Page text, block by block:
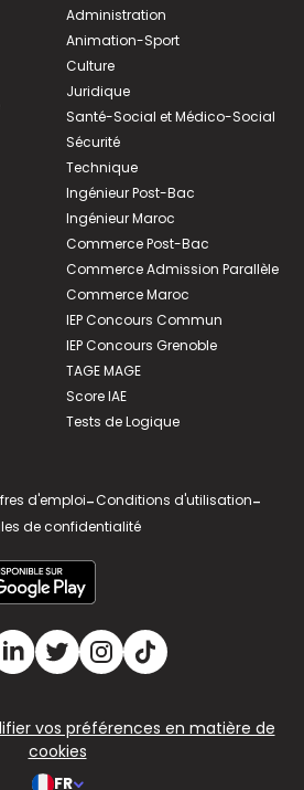
Administration
Animation-Sport
Culture
Juridique
Santé-Social et Médico-Social
Sécurité
Technique
Ingénieur Post-Bac
Ingénieur Maroc
Commerce Post-Bac
Commerce Admission Parallèle
Commerce Maroc
IEP Concours Commun
IEP Concours Grenoble
TAGE MAGE
Score IAE
Tests de Logique
d'emploi-Conditions d'utilisation-
de confidentialité
vos préférences en matière de
cookies
FR